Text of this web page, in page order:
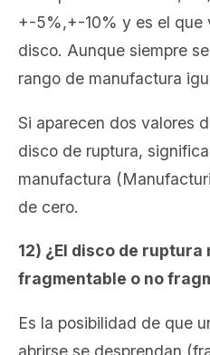
+-5%,+-10% y es el que
disco. Aunque siempre
rango de manufactura
Si aparecen dos valores
disco de ruptura,
manufactura
de cero.
12) ¿El disco de
fragmentable o no
Es la posibilidad de que
abrirse se desprendan